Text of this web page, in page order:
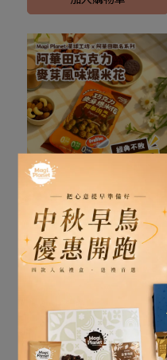
熱銷限定返場
阿華田聯名x巧克力麥芽爆
米花2入x60g (奶素)
NT$149NT$324
加入購物車